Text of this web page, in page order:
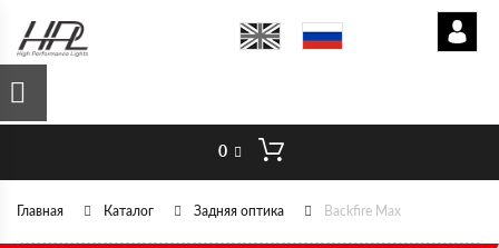
0
Главная Каталог Задняя оптика Backfire Max